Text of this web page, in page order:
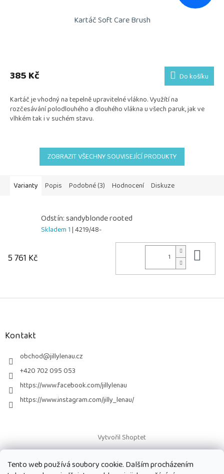
Tento web používá soubory cookie. Dalším procházením
Kartáč Soft Care Brush
385 Kč Do košíku
Kartáč je vhodný na tepelně upravitelné vlákno. Využítí na
rozčesávání polodlouhého a dlouhého vlákna u všech paruk, jak ve
vlhkém tak i v suchém stavu.
ZOBRAZIT VŠECHNY SOUVISEJÍCÍ PRODUKTY
Varianty Popis Podobné (3) Hodnocení Diskuze
Odstín: sandyblonde rooted
Skladem 1| 4219/48-
5 761 Kč
Z
Kontakt
obchod@jillylenau.cz
+420 702 095 053
https://www.facebook.com/jillylenau
https://www.instagram.com/jilly_lenau/
Vytvořil Shoptet
Copyright 2026Paruky Jilly Lenau s.r.o.. Všechna práva vyhrazena.